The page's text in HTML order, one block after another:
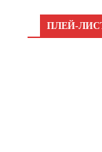
ПЛЕЙ-